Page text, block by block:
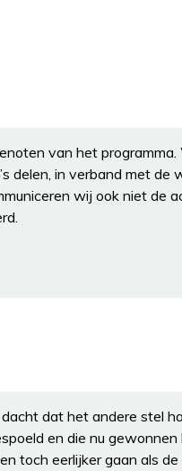
van het programma.
delen, in verband met
wij ook niet de
dat het andere stel
en die nu
toch eerlijker gaan als